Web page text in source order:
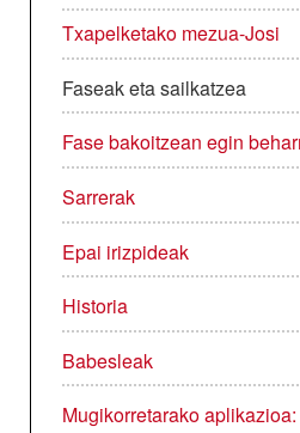
Txapelketako mezua-Josi
Faseak eta sailkatzea
Fase bakoitzean egin
Sarrerak
Epai irizpideak
Historia
Babesleak
Mugikorretarako